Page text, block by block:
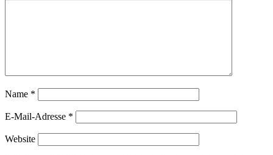
Name *
E-Mail-Adresse *
Website